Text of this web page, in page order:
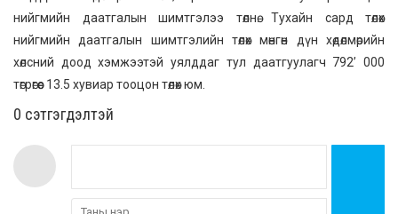
нийгмийн даатгалын шимтгэлээ төлнө. Тухайн сард төлөх
нийгмийн даатгалын шимтгэлийн төлөх мөнгөн дүн хөдөлмөрийн
хөлсний доод хэмжээтэй уялддаг тул даатгуулагч 792’ 000
төгрөгөөс 13.5 хувиар тооцон төлөх юм.
0 cэтгэгдэлтэй